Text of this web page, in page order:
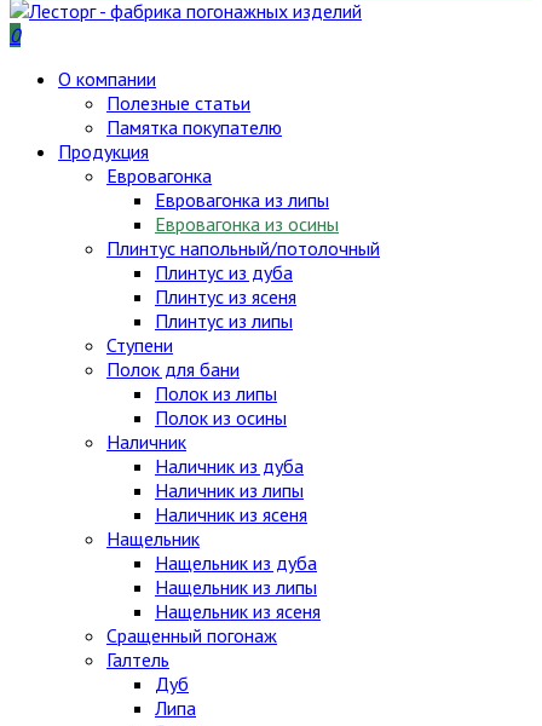
0
О компании
Полезные статьи
Памятка покупателю
Продукция
Евровагонка
Евровагонка из липы
Евровагонка из осины
Плинтус напольный/потолочный
Плинтус из дуба
Плинтус из ясеня
Плинтус из липы
Ступени
Полок для бани
Полок из липы
Полок из осины
Наличник
Наличник из дуба
Наличник из липы
Наличник из ясеня
Нащельник
Нащельник из дуба
Нащельник из липы
Нащельник из ясеня
Сращенный погонаж
Галтель
Дуб
Липа